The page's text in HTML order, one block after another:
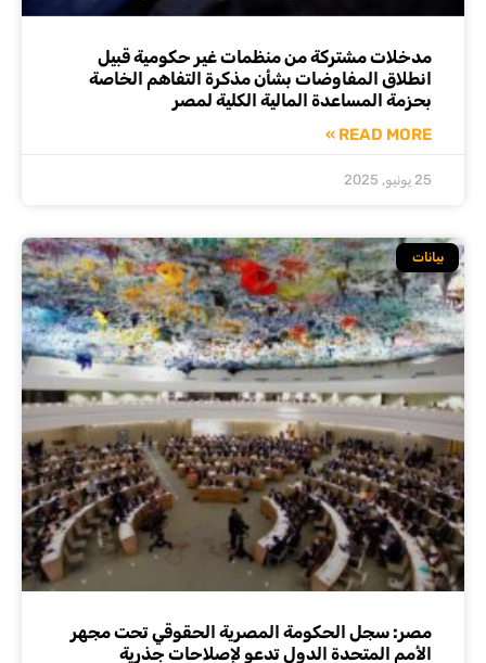
مدخلات مشتركة من منظمات غير حكومية قبيل
انطلاق المفاوضات‌‌ بشأن مذكرة التفاهم الخاصة
بحزمة المساعدة المالية الكلية لمصر
READ MORE »
25 يونيو, 2025
بيانات
مصر: سجل الحكومة المصرية الحقوقي تحت مجهر
الأمم المتحدة الدول تدعو لإصلاحات جذرية